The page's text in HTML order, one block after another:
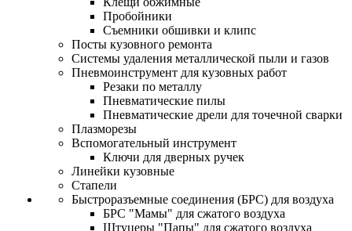
Пробойники
Съемники обшивки и клипс
Посты кузовного ремонта
Системы удаления металлической пыли и газов
Пневмоинструмент для кузовных работ
Резаки по металлу
Пневматические пилы
Пневматические дрели для точечной сварки
Плазморезы
Вспомогательный инструмент
Ключи для дверных ручек
Линейки кузовные
Стапели
Быстроразъемные соединения (БРС) для воздуха
БРС "Мамы" для сжатого воздуха
Штуцеры "Папы" для сжатого воздуха